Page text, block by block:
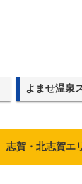
よませ温泉
志賀・北志賀エ